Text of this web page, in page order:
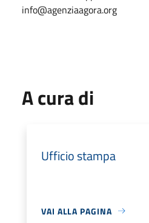
info@agenziaagora.org
A cura di
Ufficio stampa
VAI ALLA PAGINA